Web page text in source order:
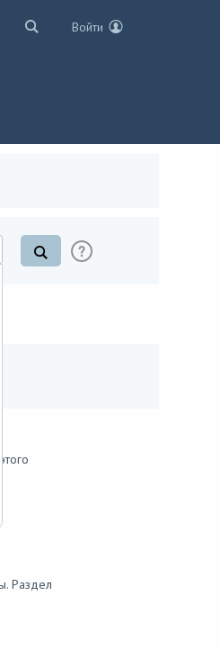
Войти
Раздел